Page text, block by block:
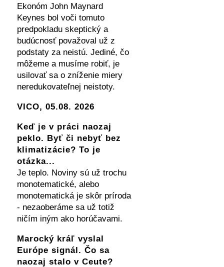
Ekonóm John Maynard
Keynes bol voči tomuto
predpokladu skeptický a
budúcnosť považoval už z
podstaty za neistú. Jediné, čo
môžeme a musíme robiť, je
usilovať sa o zníženie miery
neredukovateľnej neistoty.
VICO, 05.08. 2026
Keď je v práci naozaj
peklo. Byť či nebyť bez
klimatizácie? To je
otázka...
Je teplo. Noviny sú už trochu
monotematické, alebo
monotematická je skôr príroda
- nezaoberáme sa už totiž
ničím iným ako horúčavami.
Marocký kráľ vyslal
Európe signál. Čo sa
naozaj stalo v Ceute?